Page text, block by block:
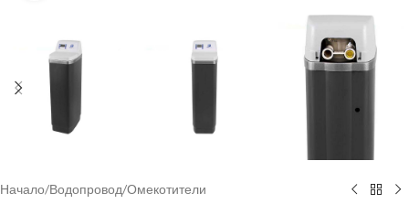
Начало/Водопровод/Омекотители